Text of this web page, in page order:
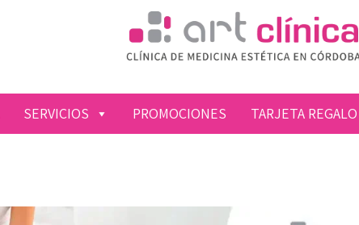
SERVICIOS PROMOCIONES TARJETA REGALO